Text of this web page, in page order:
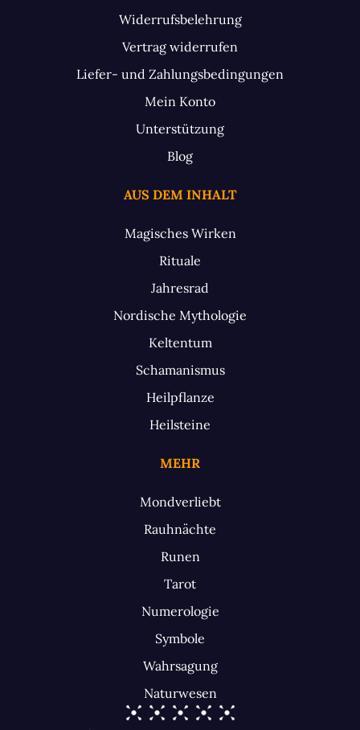
Widerrufsbelehrung
Vertrag widerrufen
Liefer- und Zahlungsbedingungen
Mein Konto
Unterstützung
Blog
AUS DEM INHALT
Magisches Wirken
Rituale
Jahresrad
Nordische Mythologie
Keltentum
Schamanismus
Heilpflanze
Heilsteine
MEHR
Mondverliebt
Rauhnächte
Runen
Tarot
Numerologie
Symbole
Wahrsagung
Naturwesen